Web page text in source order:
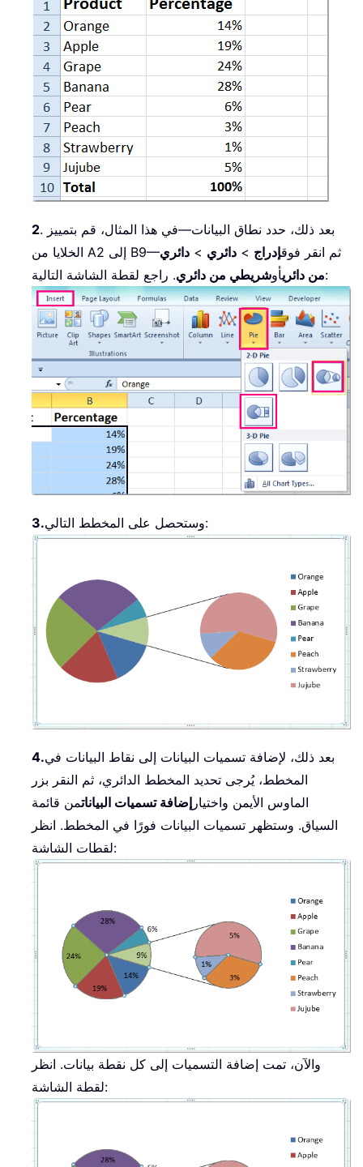
2. بعد ذلك، حدد نطاق البيانات—في هذا المثال، قم بتمييز
الخلايا من A2 إلى B9—ثم انقر فوقإدراج > دائري > دائري
من دائريأوشريطي من دائري . راجع لقطة الشاشة التالية:
3. وستحصل على المخطط التالي:
4.بعد ذلك، لإضافة تسميات البيانات إلى نقاط البيانات في
المخطط، يُرجى تحديد المخطط الدائري، ثم النقر بزر
الماوس الأيمن واختيار إضافة تسميات البياناتمن قائمة
السياق. وستظهر تسميات البيانات فورًا في المخطط. انظر
لقطات الشاشة:
والآن، تمت إضافة التسميات إلى كل نقطة بيانات. انظر
لقطة الشاشة: